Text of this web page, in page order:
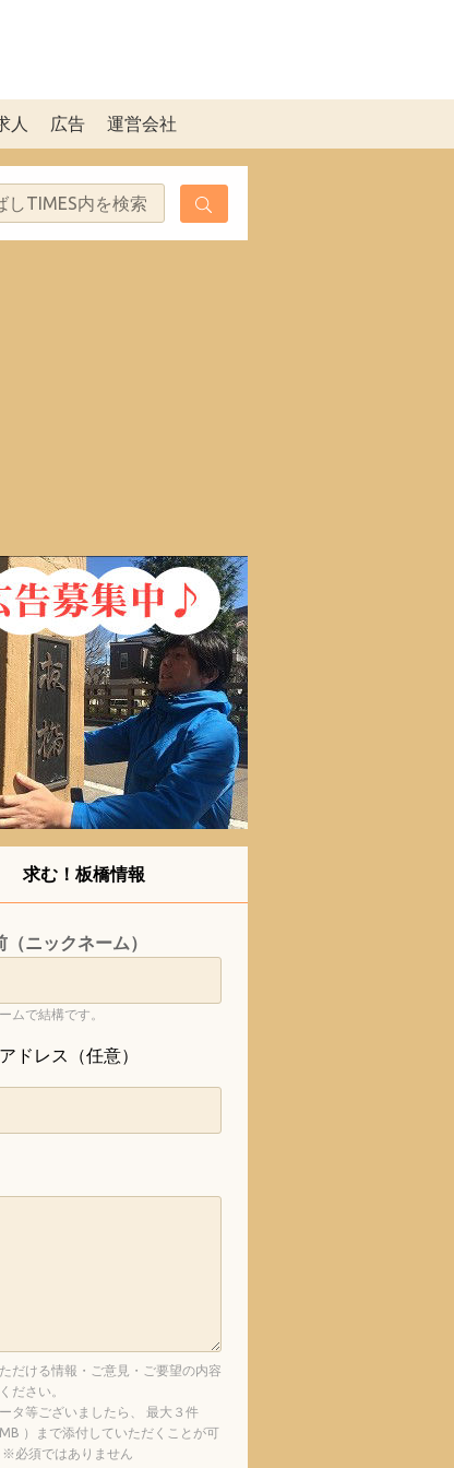
人 広告 運営会社
求む！板橋情報
ニックネーム）
ムで結構です。
ドレス（任意）
だける情報・ご意見・ご要望の内容
ださい。
タ等ございましたら、 最大３件
MB ）まで添付していただくことが可
※必須ではありません